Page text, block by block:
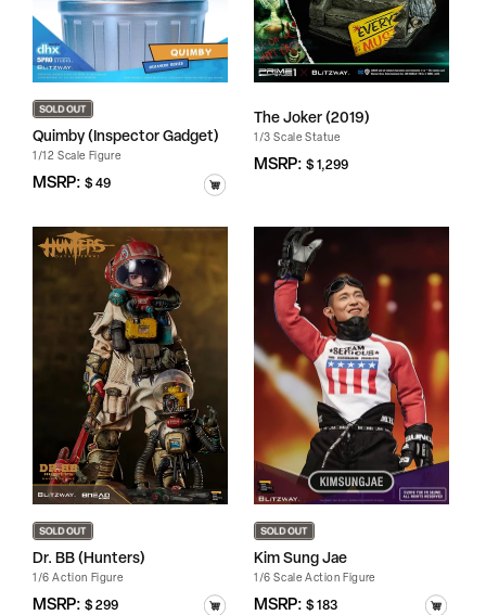
Quimby (Inspector Gadget)
1/12 Scale Figure
정
MSRP: $ 49
The Joker (2019)
1/3 Scale Statue
정
MSRP: $ 1,299
Dr. BB (Hunters)
1/6 Action Figure
정
MSRP: $ 299
Kim Sung Jae
1/6 Scale Action Figure
정
MSRP: $ 183